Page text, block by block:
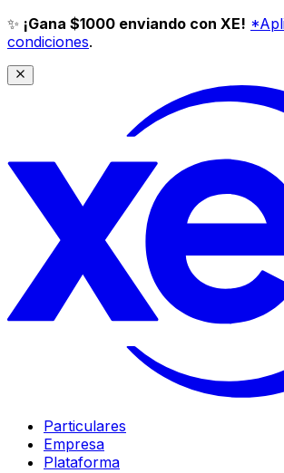
✨ ¡Gana $1000 enviando con XE!
condiciones.
Particulares
Empresa
Plataforma